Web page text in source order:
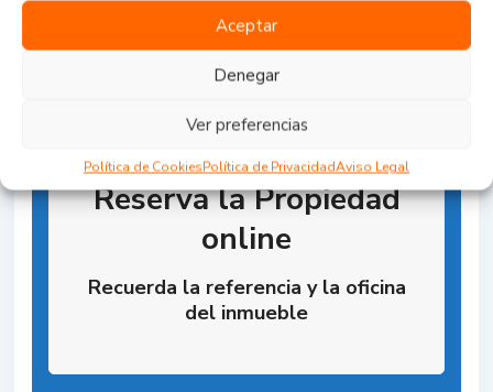
Aceptar
Denegar
Ver preferencias
Política de CookiesPolítica de PrivacidadAviso Legal
Reserva la Propiedad
online
Recuerda la referencia y la oficina
del inmueble